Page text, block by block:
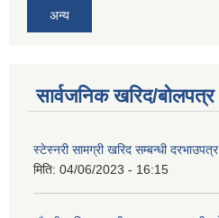
अन्य
सार्वजनिक खरिद/
स्टेस्नरी सामग्री खरिद सम्बन्धी
मिति: 04/06/2023 - 16:15